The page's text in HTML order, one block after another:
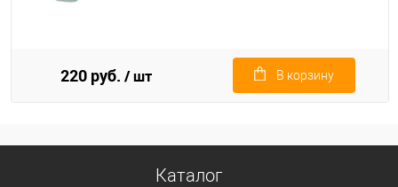
220 руб. / шт В корзину
Каталог